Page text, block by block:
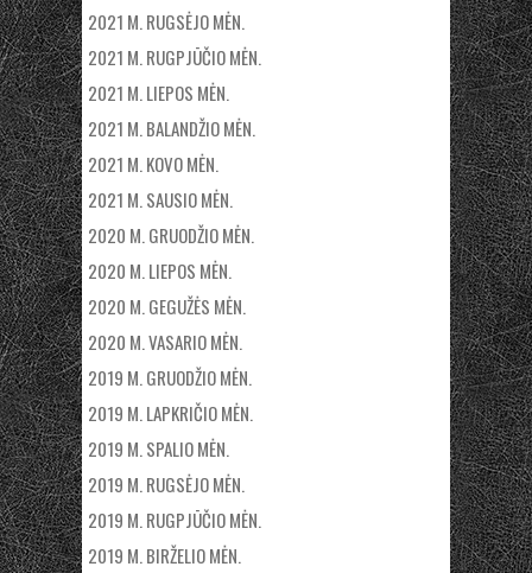
2021 M. RUGSĖJO MĖN.
2021 M. RUGPJŪČIO MĖN.
2021 M. LIEPOS MĖN.
2021 M. BALANDŽIO MĖN.
2021 M. KOVO MĖN.
2021 M. SAUSIO MĖN.
2020 M. GRUODŽIO MĖN.
2020 M. LIEPOS MĖN.
2020 M. GEGUŽĖS MĖN.
2020 M. VASARIO MĖN.
2019 M. GRUODŽIO MĖN.
2019 M. LAPKRIČIO MĖN.
2019 M. SPALIO MĖN.
2019 M. RUGSĖJO MĖN.
2019 M. RUGPJŪČIO MĖN.
2019 M. BIRŽELIO MĖN.